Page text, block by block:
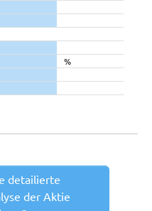
%
detailierte
der Aktie